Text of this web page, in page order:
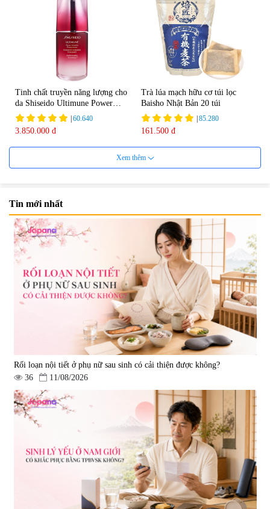
Tinh chất truyền năng lượng cho
da Shiseido Ultimune Power
75ml
|60.640
3.850.000 đ
Trà lúa mạch hữu cơ túi lọc
Baisho Nhật Bản 20 túi
|85.280
161.500 đ
Viên uống bổ não Ribeto Shoji
Ichoha Ekisu Plus - 90 viên
57.920
1.450.000 đ
Viên nang uống cải thiện thị lực,
trí nhớ DHA + EPA + Flaxseed
Oil 30 viên/gói - Date 02/2027
|52.346
225.000 đ
Tẩy tế bào chết Nichiei Bussan
Nano NMN+ Peeling Gel
1.490.000 đ
Viên uống hỗ trợ bền thành
mạch, ngừa tai biến Elastin Plus
& Nattokinase Hokoen 80 viên
|0
980.000 đ
Xem thêm
Tin mới nhất
Rối loạn nội tiết ở phụ nữ sau sinh có cải thiện được không?
36
11/08/2026